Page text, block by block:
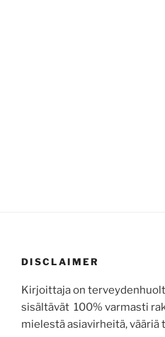
DISCLAIMER
Kirjoittaja on
sisältävät 100% varmasti
mielestä asiavirheitä, vääriä